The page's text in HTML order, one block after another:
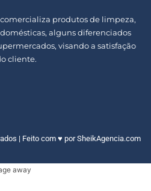
produtos de limpeza,
alguns diferenciados
visando a satisfação
cliente.
| Feito com ♥ porSheikAgencia.com
away